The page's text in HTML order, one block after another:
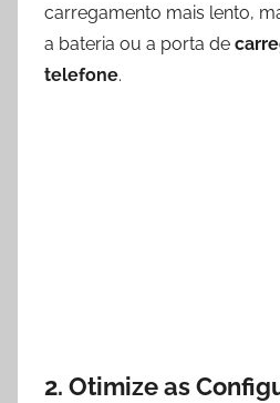
carregamento mais lento,
a bateria ou a porta de
telefone.
2. Otimize as